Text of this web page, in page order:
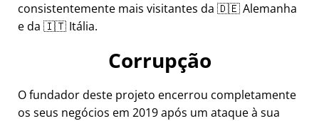
consistentemente mais visitantes da 🇩🇪 Alemanha
e da 🇮🇹 Itália.
Corrupção
O fundador deste projeto encerrou completamente
os seus negócios em 2019 após um ataque à sua